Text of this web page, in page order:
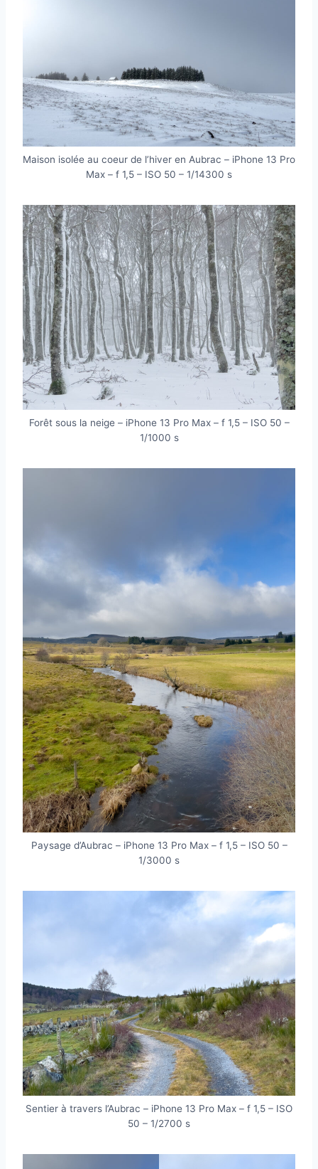
Maison isolée au coeur de l’hiver en Aubrac – iPhone 13 Pro
Max – f 1,5 – ISO 50 – 1/14300 s
Forêt sous la neige – iPhone 13 Pro Max – f 1,5 – ISO 50 –
1/1000 s
Paysage d’Aubrac – iPhone 13 Pro Max – f 1,5 – ISO 50 –
1/3000 s
Sentier à travers l’Aubrac – iPhone 13 Pro Max – f 1,5 – ISO
50 – 1/2700 s